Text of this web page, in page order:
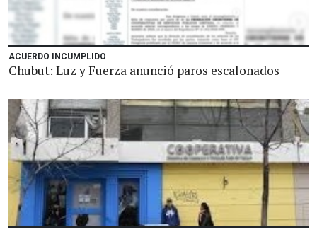
ACUERDO INCUMPLIDO
Chubut: Luz y Fuerza anunció paros escalonados